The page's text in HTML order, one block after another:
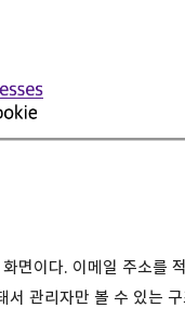
면이다. 이메일 주소를
서 관리자만 볼 수 있는